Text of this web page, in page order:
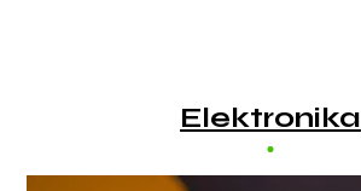
Elektronika